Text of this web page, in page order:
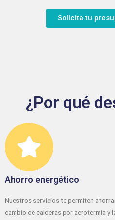
Solicita tu
¿Por qué
Ahorro energético
Nuestros servicios te permiten
cambio de calderas por aerotermia y